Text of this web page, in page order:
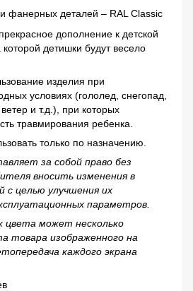
фанерных деталей – RAL Classic
дополнение к детской
детишки будут весело
изделия при
условиях (гололед, снегопад,
и т.д.), при которых
травмирования ребенка.
только по назначению.
за собой право без
вносить изменения в
с целью улучшения их
параметров.
цвета может несколько
товара изображенного на
каждого экрана